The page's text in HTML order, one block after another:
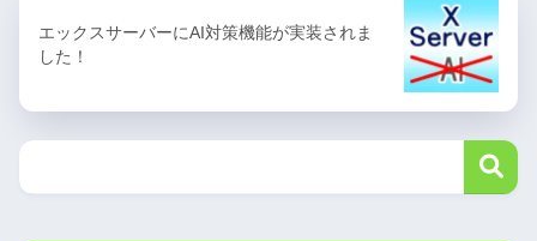
エックスサーバーにAI対策機能が実装されま
した！